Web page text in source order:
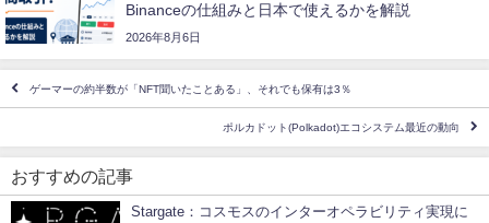
Binanceの仕組みと日本で使えるかを解説
2026年8月6日
ゲーマーの約半数が「NFT聞いたことある」、それでも保有は3％
ポルカドット(Polkadot)エコシステム最近の動向
おすすめの記事
Stargate：コスモスのインターオペラビリティ実現に